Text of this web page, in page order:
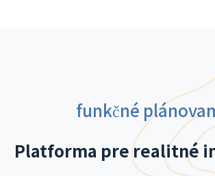
funkčné
Platforma pre realitné